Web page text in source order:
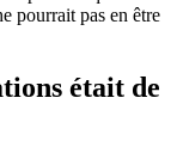
pourrait pas en être
était de